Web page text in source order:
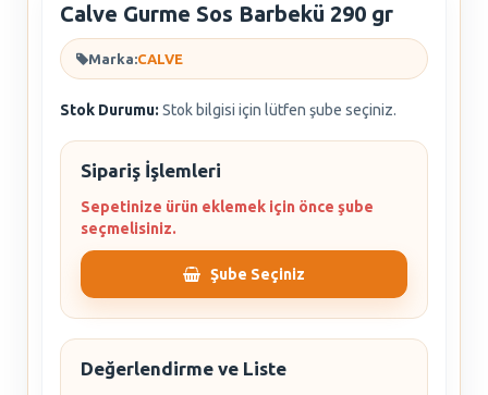
Calve Gurme Sos Barbekü 290 gr
Marka:CALVE
Stok Durumu: Stok bilgisi için lütfen şube seçiniz.
Sipariş İşlemleri
Sepetinize ürün eklemek için önce şube
seçmelisiniz.
Şube Seçiniz
Değerlendirme ve Liste